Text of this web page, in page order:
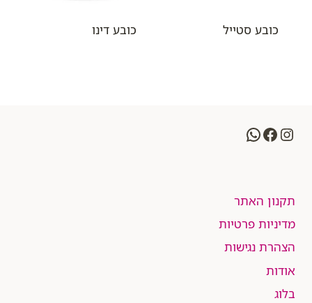
כובע סטייל כובע דינו
Instagram
Facebook
WhatsApp
תקנון האתר
מדיניות פרטיות
הצהרת נגישות
אודות
בלוג